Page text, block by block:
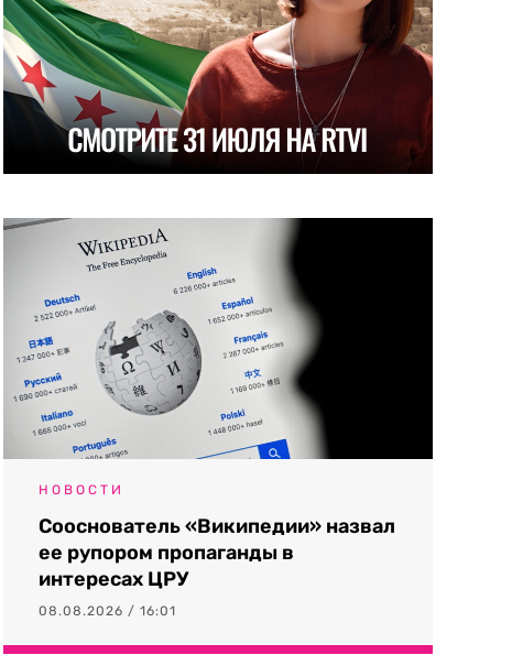
НОВОСТИ
Сооснователь «Википедии» назвал
ее рупором пропаганды в
интересах ЦРУ
08.08.2026 / 16:01